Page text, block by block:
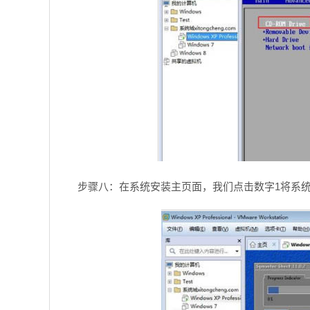
步骤八：在系统安装主页面，我们点击数字1将系